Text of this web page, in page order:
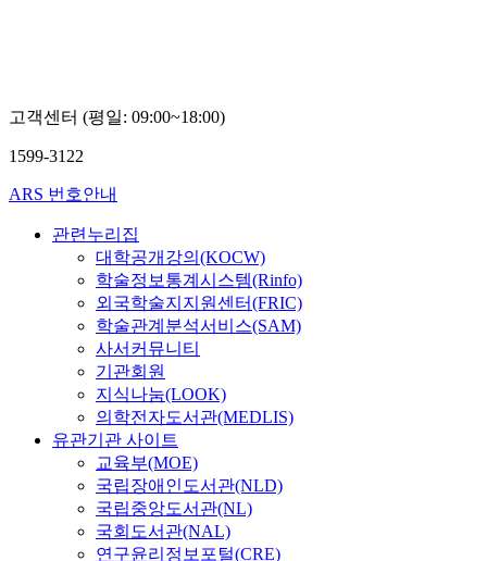
고객센터 (평일: 09:00~18:00)
1599-3122
ARS 번호안내
관련누리집
대학공개강의(KOCW)
학술정보통계시스템(Rinfo)
외국학술지지원센터(FRIC)
학술관계분석서비스(SAM)
사서커뮤니티
기관회원
지식나눔(LOOK)
의학전자도서관(MEDLIS)
유관기관 사이트
교육부(MOE)
국립장애인도서관(NLD)
국립중앙도서관(NL)
국회도서관(NAL)
연구윤리정보포털(CRE)